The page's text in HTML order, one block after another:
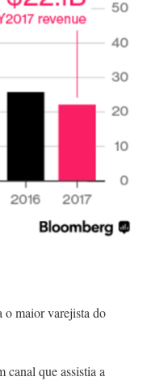
o maior varejista do
canal que assistia a